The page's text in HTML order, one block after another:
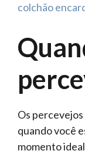
colchão
Os
quando você
momento